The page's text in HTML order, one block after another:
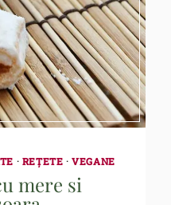
· REȚETE ·VEGANE
mere si